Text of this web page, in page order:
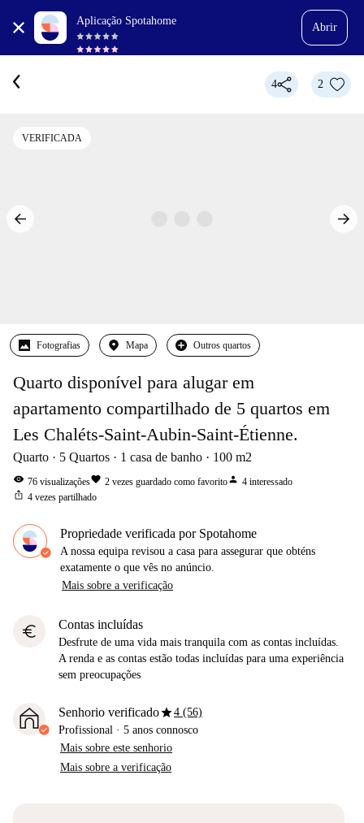
Aplicação Spotahome
Abrir
4 2
VERIFICADA
Fotografias Mapa Outros quartos
Quarto disponível para alugar em
apartamento compartilhado de 5 quartos em
Les Chaléts-Saint-Aubin-Saint-Étienne.
Quarto 5 Quartos 1 casa de banho 100 m2
visibility 76 visualizaçõesfavorite 2 vezes guardado como favoritoperson 4 interessado
ios_share 4 vezes partilhado
Propriedade verificada por Spotahome
A nossa equipa revisou a casa para assegurar que obténs
exatamente o que vês no anúncio.
Mais sobre a verificação
euro Contas incluídas
Desfrute de uma vida mais tranquila com as contas incluídas.
A renda e as contas estão todas incluídas para uma experiência
sem preocupações
Senhorio verificadostar4 (56)
Profissional · 5 anos connosco
Mais sobre este senhorio
Mais sobre a verificação